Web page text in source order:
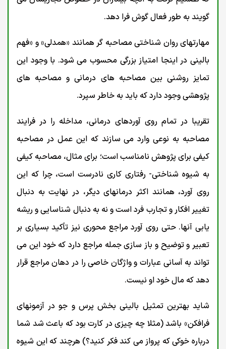
گویند به طور فعال گوش فرا دهد.
مهارتهای روان شناختی مصاحبه گر همانند «همدلی» و «فهم
بالینی در اینجا امتیاز بزرگی محسوب می شود. با وجود این
تمایز روشنی بین مصاحبه های درمانی و مصاحبه های
پژوهشی وجود دارد که باید به خاطر سپرد.
تقریبا در تمام روی آوردهای درمانی، مداخله را در فرایند
مصاحبه به نوعی وارد می سازند که این عمل در مصاحبه
کیفی برای پژوهش نامناسب است؛ برای مثال، مصاحبه کیفی
به شیوه شناختی- رفتاری کاری نادرست است، چرا که این
روی آورد، همانند اکثر درمانهای دیگر، در نهایت به دنبال
تغییر افکار و تجارب فرد است و نه به دنبال شناسایی و ریشه
یابی آنها. حتی روی آورد مراجع محوری نیز تأکید بسیاری بر
تعبیر و توضیح و باز سازی جمله مراجع دارد که خود این می
تواند به آسانی عبارات و واژگان خاصی را در دهان مراجع قرار
دهد که مال خود او نیست.
شاید بهترین تمثيل بالینی بخش پرس و جو در آزمونهای
فرافکن» باشد (مثلا چه چیزی در کارت بود که باعث شد شما
درباره خوکی که پرواز می کند فکر کنید؟) هرچند که این شیوه